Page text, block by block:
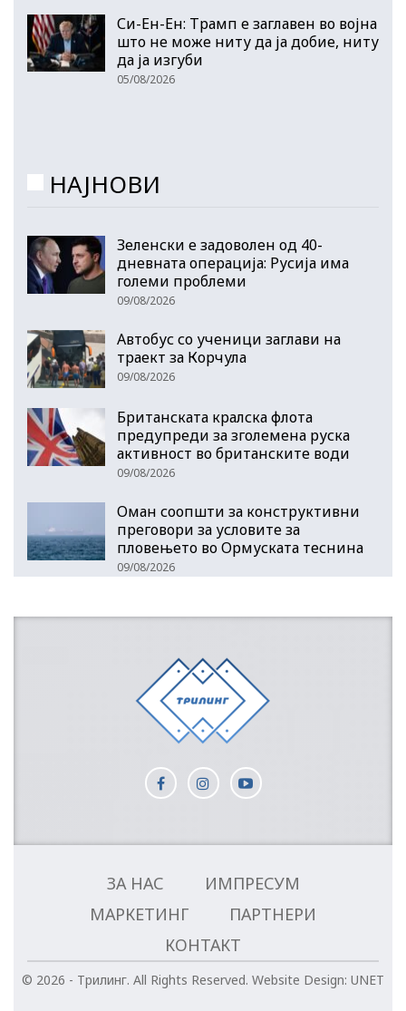
Си-Ен-Ен: Трамп е заглавен во војна
што не може ниту да ја добие, ниту
да ја изгуби
05/08/2026
НАЈНОВИ
Зеленски е задоволен од 40-
дневната операција: Русија има
големи проблеми
09/08/2026
Автобус со ученици заглави на
траект за Корчула
09/08/2026
Британската кралска флота
предупреди за зголемена руска
активност во британските води
09/08/2026
Оман соопшти за конструктивни
преговори за условите за
пловењето во Ормуската теснина
09/08/2026
ЗА НАС
ИМПРЕСУМ
МАРКЕТИНГ
ПАРТНЕРИ
КОНТАКТ
© 2026 - Трилинг. All Rights Reserved. Website Design: UNET